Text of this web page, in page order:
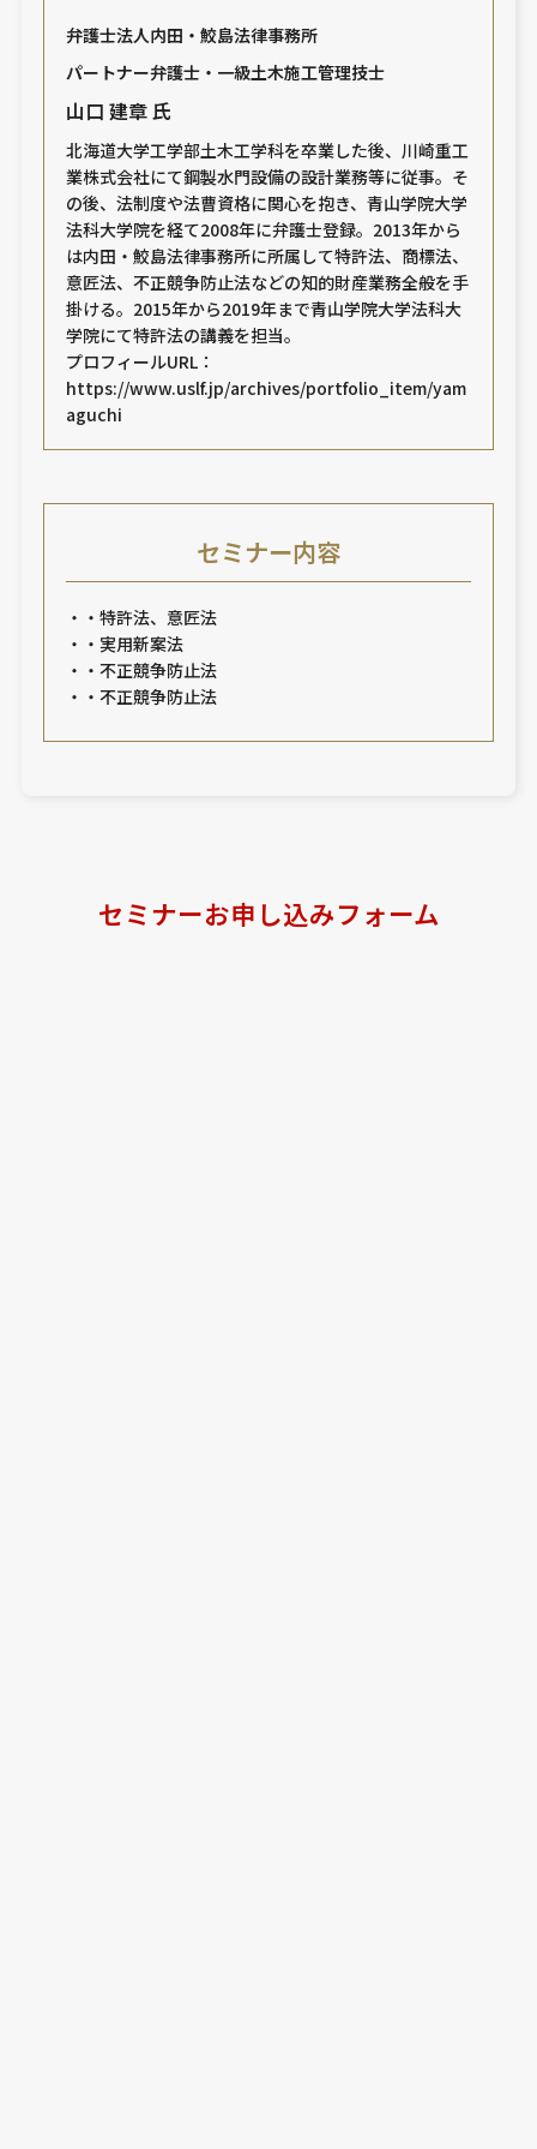
弁護士法人内田・鮫島法律事務所
パートナー弁護士・一級土木施工管理技士
山口 建章 氏
北海道大学工学部土木工学科を卒業した後、川崎重工
業株式会社にて鋼製水門設備の設計業務等に従事。そ
の後、法制度や法曹資格に関心を抱き、青山学院大学
法科大学院を経て2008年に弁護士登録。2013年から
は内田・鮫島法律事務所に所属して特許法、商標法、
意匠法、不正競争防止法などの知的財産業務全般を手
掛ける。2015年から2019年まで青山学院大学法科大
学院にて特許法の講義を担当。
プロフィールURL：
https://www.uslf.jp/archives/portfolio_item/yam
aguchi
セミナー内容
・・特許法、意匠法
・・実用新案法
・・不正競争防止法
・・不正競争防止法
セミナーお申し込みフォーム